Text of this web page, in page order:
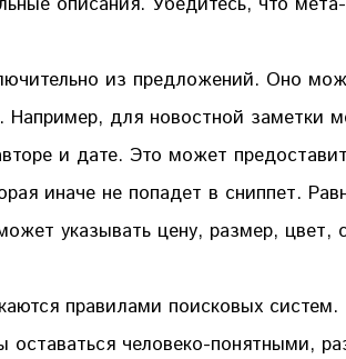
из предложений. Оно
для новостной заметки
и дате. Это может
иначе не попадет в сниппет.
указывать цену, размер, цвет,
правилами поисковых систем.
человеко-понятными,